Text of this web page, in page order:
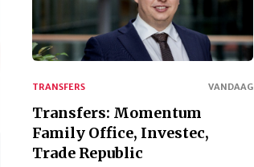
TRANSFERS VANDAAG
Transfers: Momentum
Family Office, Investec,
Trade Republic